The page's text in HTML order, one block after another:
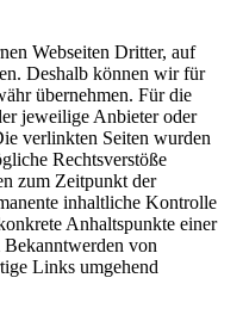
Webseiten Dritter, auf
Deshalb können wir für
übernehmen. Für die
jeweilige Anbieter oder
verlinkten Seiten wurden
Rechtsverstöße
zum Zeitpunkt der
inhaltliche Kontrolle
Anhaltspunkte einer
von
Links umgehend